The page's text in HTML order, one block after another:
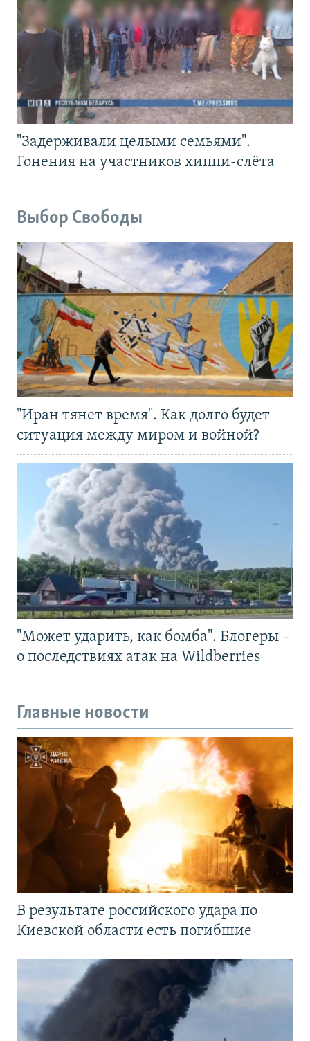
"Задерживали целыми семьями".
Гонения на участников хиппи-слёта
Выбор Свободы
"Иран тянет время". Как долго будет
ситуация между миром и войной?
"Может ударить, как бомба". Блогеры –
о последствиях атак на Wildberries
Главные новости
В результате российского удара по
Киевской области есть погибшие